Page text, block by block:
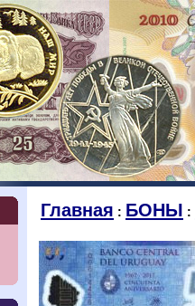
Главная : БОНЫ :